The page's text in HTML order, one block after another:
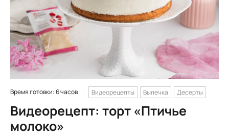
Время готовки: 6 часов Видеорецепты Выпечка Десерты
Видеорецепт: торт «Птичье
молоко»